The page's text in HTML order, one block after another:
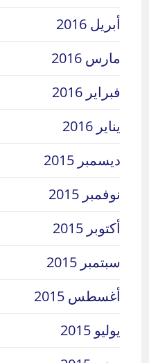
أبريل 2016
مارس 2016
فبراير 2016
يناير 2016
ديسمبر 2015
نوفمبر 2015
أكتوبر 2015
سبتمبر 2015
أغسطس 2015
يوليو 2015